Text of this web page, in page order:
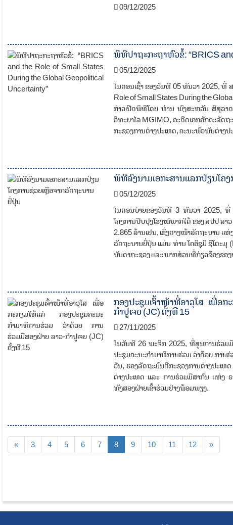
09/12/2025
ພິທີປາຖະກະຖາຫົວຂໍ້: “BRICS
05/12/2025
ໃນຕອນເຊົ້າ ຂອງວັນທີ 05 ທັນວາ 2025, ທີ່
Role of Small States During the
ກ່າວເປີດພິທີໂດຍ ທ່ານ ພົງສະຫວັນ ສີສຸລາ
ວິທະຍາໄລ MGIMO, ອະດີດເອກອັກຄະລັດ
ກະຊວງການຕ່າງປະເທດ, ຄະນະພົວພັນຕ່າງ
ພິທີລົງນາມເອກະສານແລກປ່ຽນໂຄ
05/12/2025
ໃນຕອນບ່າຍຂອງວັນທີ 3 ທັນວາ 2025, ທີ່
ໂຄງການປັບປຸງໂຮງໝໍພາກໃຕ້ ຂອງ ສປປ ລາ
2.865 ລ້ານເຢນ, ເຊິ່ງຕາງ​ໜ້​າ​​ລັດ​ຖະ​ບານ
ລັດ​ຖະ​ບານຍີ່​ປຸ່ນ ແມ່ນ ທ່ານ ໂຄອິຊຸມິ ຊຶໂຕະມຸ
ບັນດາກະຊວງ ແລະ ພາກສ່ວນທີ່ກ່ຽວຂ້ອງຂອ
ກອງປະຊຸມເຈົ້າໜ້າທີ່ອາວຸໂສ ເພື່ອ
ກຳປູເຈຍ (JC) ຄັ້ງທີ 15
27/11/2025
ໃນວັນທີ 26 ພະຈິກ 2025, ທີ່ສູນການຮ່ວມ
ປະຊຸມຄະນະກຳມາທິການຮ່ວມ ວ່າດ້ວຍ ການ
ວັນ, ຮອງລັດຖະມົນຕີກະຊວງການຕ່າງປະເທ
ຕ່າງປະເທດ ແລະ ການຮ່ວມມືສາກົນ ແຫ່ງ
ທັງສອງຝ່າຍເຂົ້າຮ່ວມຢ່າງພ້ອມພຽງ.
« 3 4 5 6 7 8 9 10 11 12 »